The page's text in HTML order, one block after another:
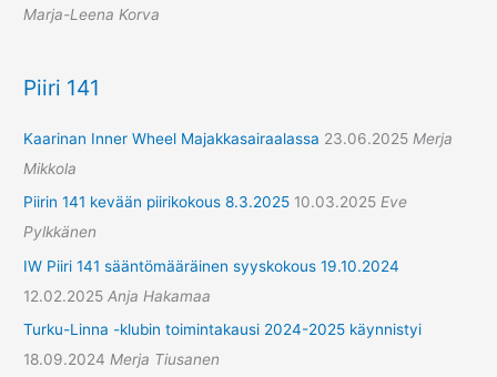
Marja-Leena Korva
Piiri 141
Kaarinan Inner Wheel Majakkasairaalassa 23.06.2025 Merja
Mikkola
Piirin 141 kevään piirikokous 8.3.2025 10.03.2025 Eve
Pylkkänen
IW Piiri 141 sääntömääräinen syyskokous 19.10.2024
12.02.2025 Anja Hakamaa
Turku-Linna -klubin toimintakausi 2024-2025 käynnistyi
18.09.2024 Merja Tiusanen